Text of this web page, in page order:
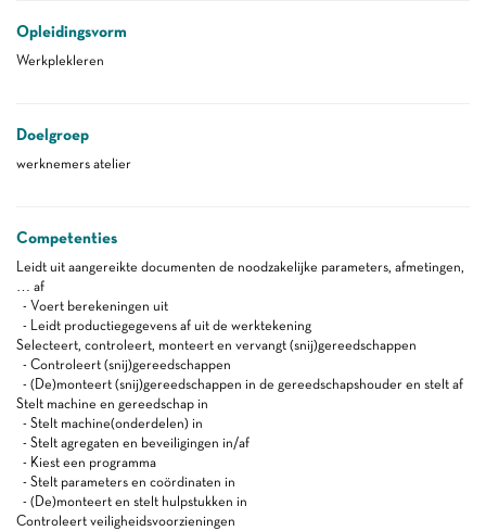
Opleidingsvorm
Werkplekleren
Doelgroep
werknemers atelier
Competenties
Leidt uit aangereikte documenten de noodzakelijke parameters, afmetingen,
… af
- Voert berekeningen uit
- Leidt productiegegevens af uit de werktekening
Selecteert, controleert, monteert en vervangt (snij)gereedschappen
- Controleert (snij)gereedschappen
- (De)monteert (snij)gereedschappen in de gereedschapshouder en stelt af
Stelt machine en gereedschap in
- Stelt machine(onderdelen) in
- Stelt agregaten en beveiligingen in/af
- Kiest een programma
- Stelt parameters en coördinaten in
- (De)monteert en stelt hulpstukken in
Controleert veiligheidsvoorzieningen